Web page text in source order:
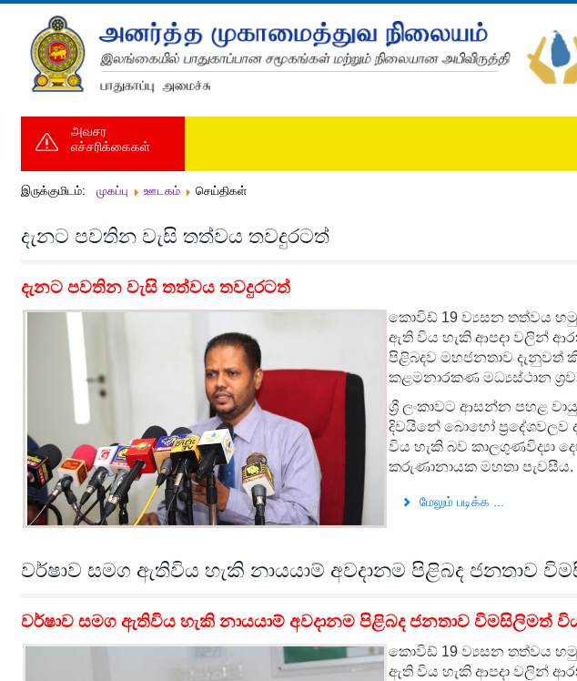
அவசர
எச்சரிக்கைகள்
இருக்குமிடம்: முகப்பு ஊடகம் செய்திகள்
දැනට පවතින වැසි තත්වය තවදුරටත්
දැනට පවතින වැසි තත්වය තවදුරටත්
කොවිඩ් 19 ව්‍යසන තත්වය
ඇති විය හැකි ආපදා වලින්
පිළිබදව මහජනතාව දැනුවත්
කළමනාරකණ මධ්‍යස්ථාන
ශ්‍රී ලංකාවට ආසන්න පහළ
දිවයිනේ බොහෝ ප්‍රදේශවලව
විය හැකි බව කාලගුණවිද්‍යා
කරුණානායක මහතා පැවසීය.
மேலும் படிக்க ...
වර්ෂාව සමග ඇතිවිය හැකි නායයාම් අවදානම පිළිබද ජනතාව
වර්ෂාව සමග ඇතිවිය හැකි නායයාම් අවදානම පිළිබද ජනතාව විමසිලිමත්
කොවිඩ් 19 ව්‍යසන තත්වය
ඇති විය හැකි ආපදා වලින්